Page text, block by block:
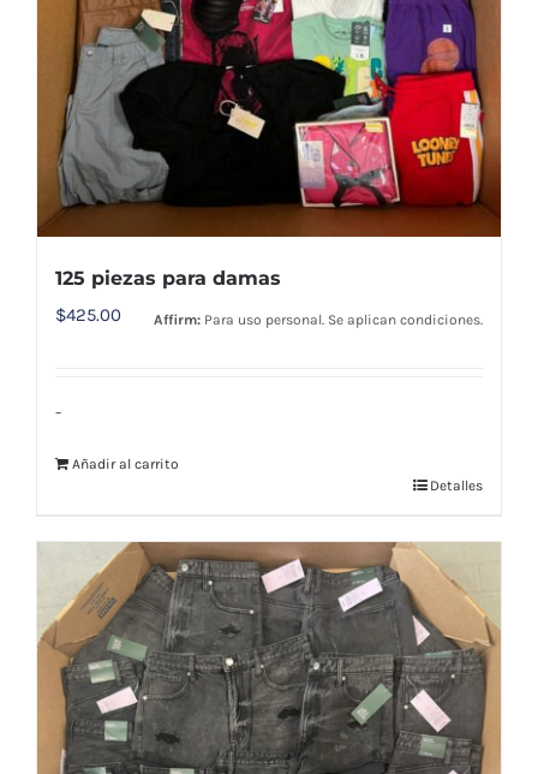
125 piezas para damas
$425.00 Affirm: Para uso personal. Se aplican condiciones.
-
Añadir al carrito
Detalles